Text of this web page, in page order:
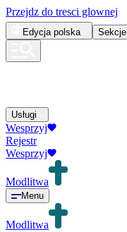
Przejdz do tresci glownej
Edycja polska Sekcje
Usługi
Wesprzyj
Rejestr
Wesprzyj
Modlitwa
Menu
Modlitwa